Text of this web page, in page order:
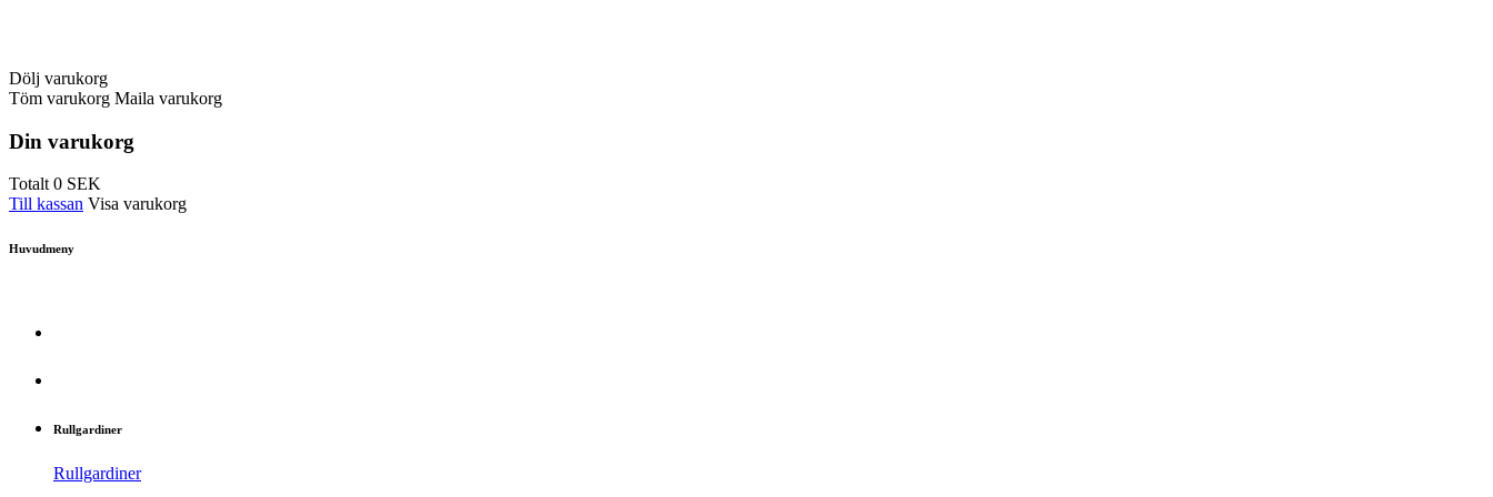
Dölj varukorg
Töm varukorg Maila varukorg
Din varukorg
Totalt0 SEK
Till kassan Visa varukorg
Huvudmeny
Rullgardiner
Rullgardiner